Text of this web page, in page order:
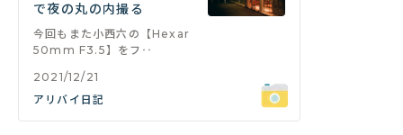
で夜の丸の内撮る
今回もまた小西六の【Hexar
50mm F3.5】をフ‥
2021/12/21
アリバイ日記